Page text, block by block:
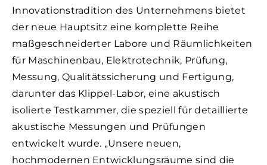
Innovationstradition des Unternehmens bietet
der neue Hauptsitz eine komplette Reihe
maßgeschneiderter Labore und Räumlichkeiten
für Maschinenbau, Elektrotechnik, Prüfung,
Messung, Qualitätssicherung und Fertigung,
darunter das Klippel-Labor, eine akustisch
isolierte Testkammer, die speziell für detaillierte
akustische Messungen und Prüfungen
entwickelt wurde. „Unsere neuen,
hochmodernen Entwicklungsräume sind die